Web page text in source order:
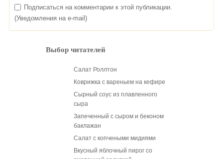
Подписаться на комментарии к этой публикации.
(Уведомления на e-mail)
Выбор читателей
Салат Роллтон
Коврижка с вареньем на кефире
Сырный соус из плавленного
сыра
Запеченный с сыром и беконом
баклажан
Салат с копчеными мидиями
Вкусный яблочный пирог со